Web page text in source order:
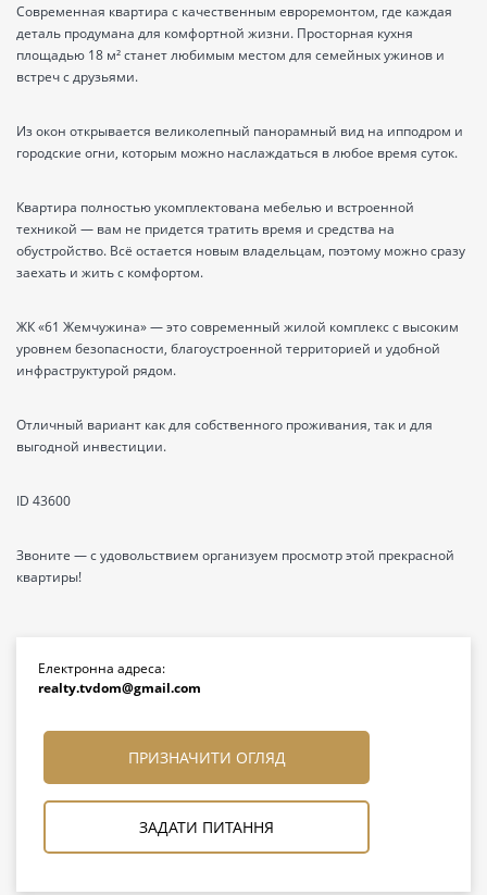
Современная квартира с качественным евроремонтом, где каждая
деталь продумана для комфортной жизни. Просторная кухня
площадью 18 м² станет любимым местом для семейных ужинов и
встреч с друзьями.
Из окон открывается великолепный панорамный вид на ипподром и
городские огни, которым можно наслаждаться в любое время суток.
Квартира полностью укомплектована мебелью и встроенной
техникой — вам не придется тратить время и средства на
обустройство. Всё остается новым владельцам, поэтому можно сразу
заехать и жить с комфортом.
ЖК «61 Жемчужина» — это современный жилой комплекс с высоким
уровнем безопасности, благоустроенной территорией и удобной
инфраструктурой рядом.
Отличный вариант как для собственного проживания, так и для
выгодной инвестиции.
ID 43600
Звоните — с удовольствием организуем просмотр этой прекрасной
квартиры!
Електронна адреса:
realty.tvdom@gmail.com
ПРИЗНАЧИТИ ОГЛЯД
ЗАДАТИ ПИТАННЯ